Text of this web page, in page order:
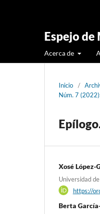
Espejo
Acerca de
Inicio /
Núm. 7
Xosé López-
Universidad
https://
Berta